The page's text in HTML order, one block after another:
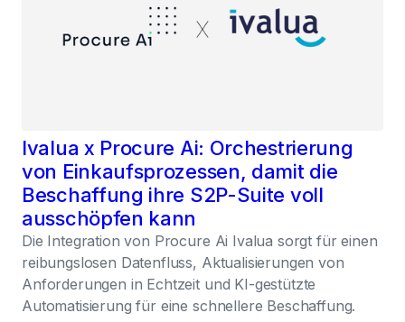
Ivalua x Procure Ai: Orchestrierung
von Einkaufsprozessen, damit die
Beschaffung ihre S2P-Suite voll
ausschöpfen kann
Die Integration von Procure Ai Ivalua sorgt für einen
reibungslosen Datenfluss, Aktualisierungen von
Anforderungen in Echtzeit und KI-gestützte
Automatisierung für eine schnellere Beschaffung.